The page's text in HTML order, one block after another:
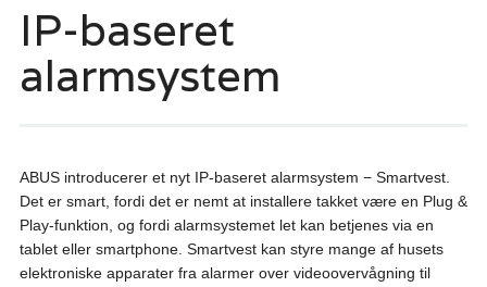
IP-baseret
alarmsystem
ABUS introducerer et nyt IP-baseret alarmsystem − Smartvest.
Det er smart, fordi det er nemt at installere takket være en Plug &
Play-funktion, og fordi alarmsystemet let kan betjenes via en
tablet eller smartphone. Smartvest kan styre mange af husets
elektroniske apparater fra alarmer over videoovervågning til